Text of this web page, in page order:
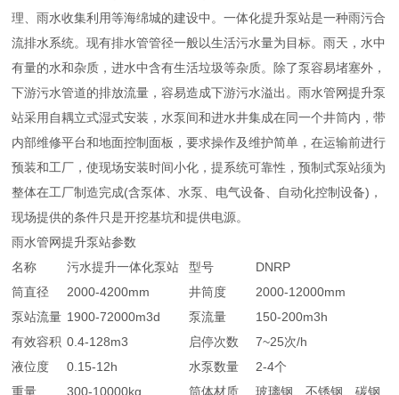
理、雨水收集利用等海绵城的建设中。一体化提升泵站是一种雨污合
流排水系统。现有排水管管径一般以生活污水量为目标。雨天，水中
有量的水和杂质，进水中含有生活垃圾等杂质。除了泵容易堵塞外，
下游污水管道的排放流量，容易造成下游污水溢出。雨水管网提升泵
站采用自耦立式湿式安装，水泵间和进水井集成在同一个井筒内，带
内部维修平台和地面控制面板，要求操作及维护简单，在运输前进行
预装和工厂，使现场安装时间小化，提系统可靠性，预制式泵站须为
整体在工厂制造完成(含泵体、水泵、电气设备、自动化控制设备)，
现场提供的条件只是开挖基坑和提供电源。
雨水管网提升泵站参数
名称
污水提升一体化泵站 型号
DNRP
筒直径
2000-4200mm 井筒度
2000-12000mm
泵站流量 1900-72000m3d 泵流量
150-200m3h
有效容积 0.4-128m3 启停次数
7~25次/h
液位度
0.15-12h 水泵数量
2-4个
重量
300-10000kg 筒体材质
玻璃钢、不锈钢、碳钢